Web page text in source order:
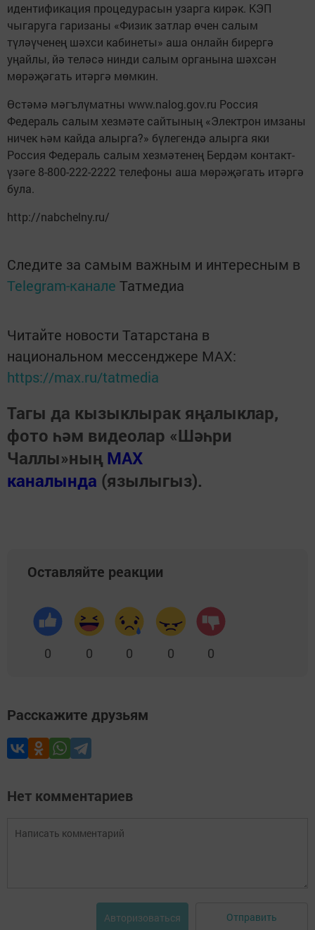
идентификация процедурасын узарга кирәк. КЭП
чыгаруга гаризаны «Физик затлар өчен салым
түләүченең шәхси кабинеты» аша онлайн бирергә
уңайлы, йә теләсә нинди салым органына шәхсән
мөрәҗәгать итәргә мөмкин.
Өстәмә мәгълүматны www.nalog.gov.ru Россия
Федераль салым хезмәте сайтының «Электрон имзаны
ничек һәм кайда алырга?» бүлегендә алырга яки
Россия Федераль салым хезмәтенең Бердәм контакт-
үзәге 8-800-222-2222 телефоны аша мөрәҗәгать итәргә
була.
http://nabchelny.ru/
Следите за самым важным и интересным в
Telegram-канале Татмедиа
Читайте новости Татарстана в
национальном мессенджере MАХ:
https://max.ru/tatmedia
Тагы да кызыклырак яңалыклар,
фото һәм видеолар «Шәһри
Чаллы»ның MAX
каналында (язылыгыз).
Оставляйте реакции
0 0 0 0 0
Расскажите друзьям
Нет комментариев
Авторизоваться Отправить